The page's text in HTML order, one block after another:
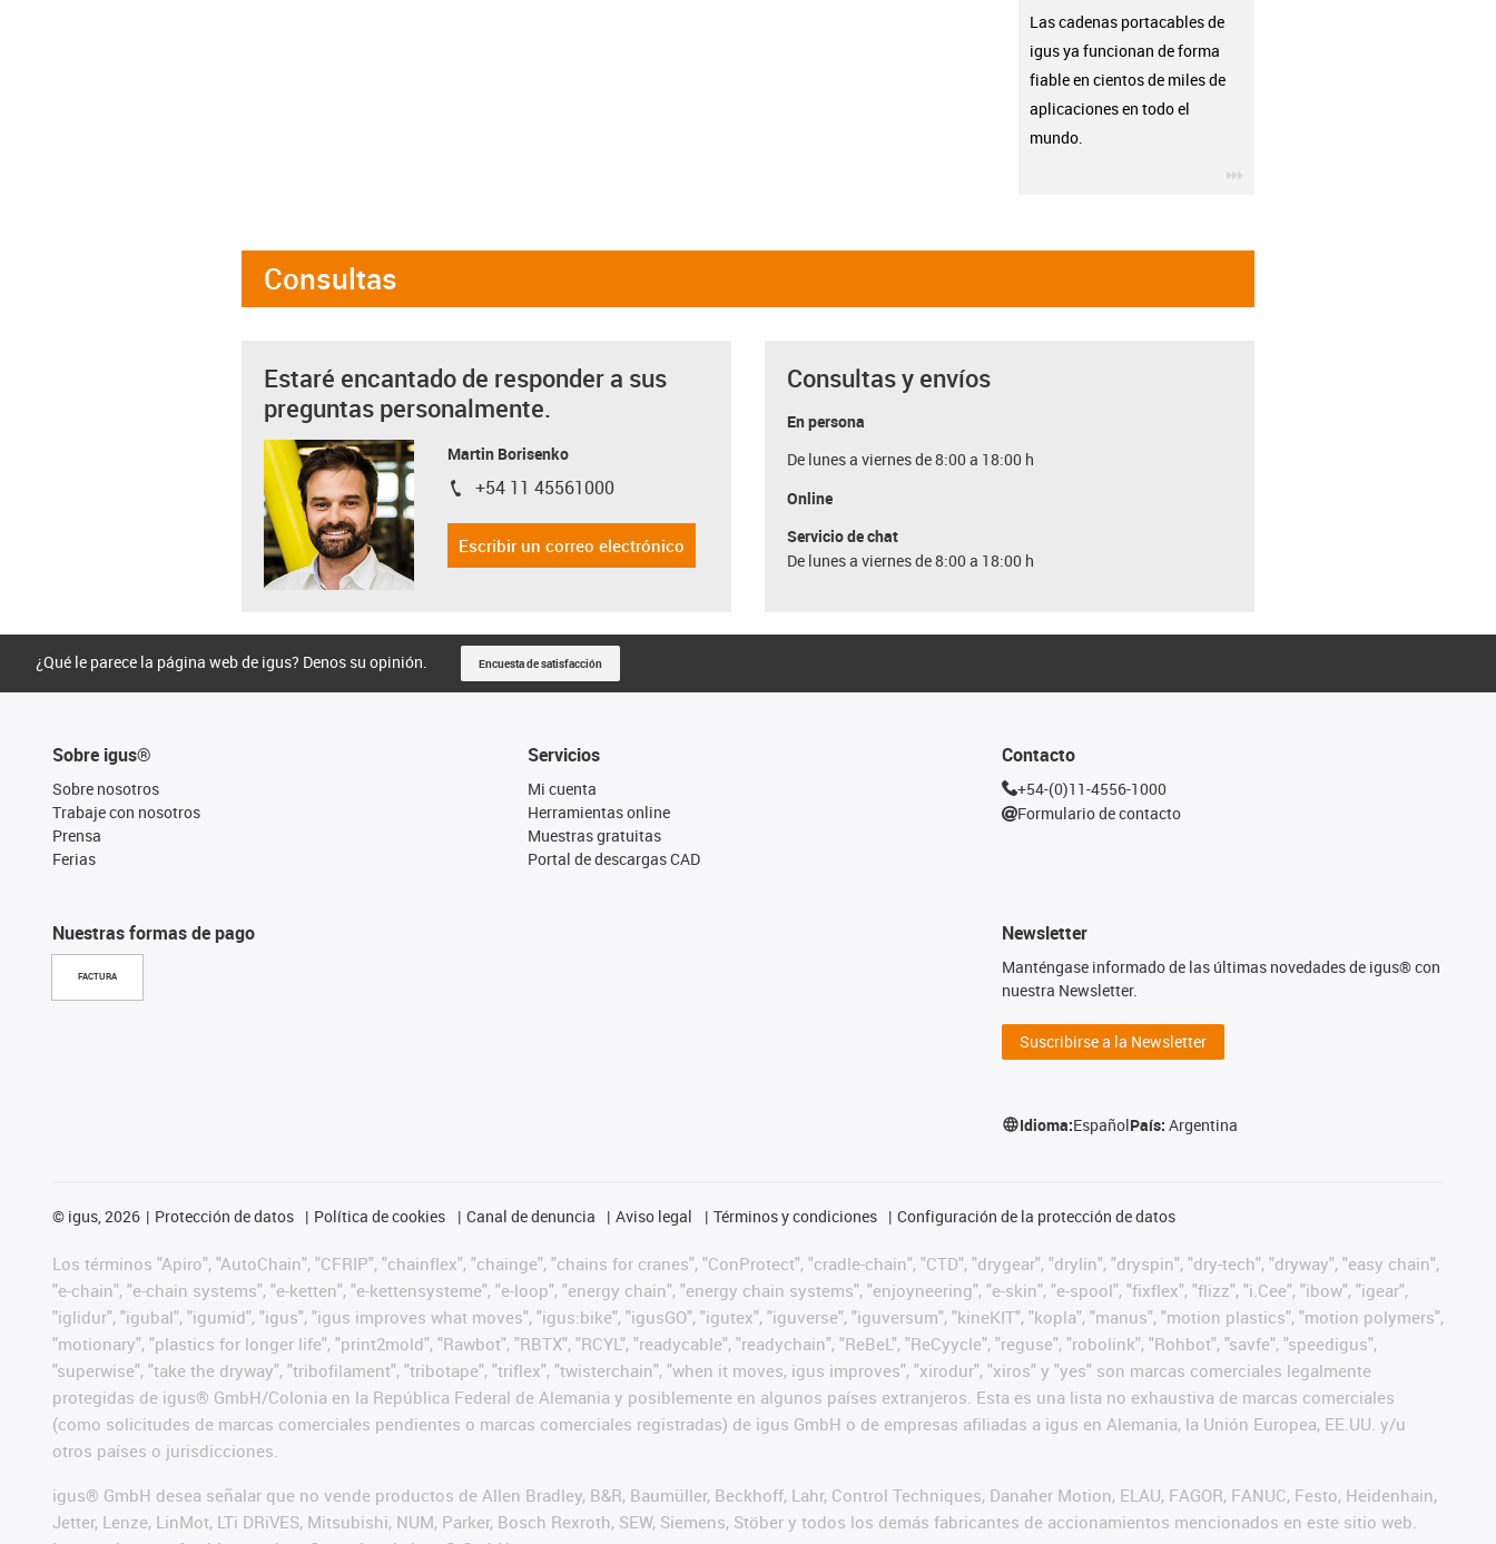
Las cadenas portacables de
igus ya funcionan de forma
fiable en cientos de miles de
aplicaciones en todo el
mundo.
Consultas
Estaré encantado de responder a sus
preguntas personalmente.
Martin Borisenko
igus-icon-phone
+54 11 45561000
Escribir un correo electrónico
Consultas y envíos
En persona
De lunes a viernes de 8:00 a 18:00 h
Online
Servicio de chat
De lunes a viernes de 8:00 a 18:00 h
¿Qué le parece la página web de igus? Denos su opinión. Encuesta de satisfacción
Sobre igus®
Sobre nosotros
Trabaje con nosotros
Prensa
Ferias
Nuestras formas de pago
FACTURA
Servicios
Mi cuenta
Herramientas online
Muestras gratuitas
Portal de descargas CAD
Contacto
+54-(0)11-4556-1000
Formulario de contacto
Newsletter
Manténgase informado de las últimas novedades de igus® con
nuestra Newsletter.
Suscribirse a la Newsletter
Idioma:EspañolPaís:Argentina
© igus, 2026 Protección de datos Política de cookies Canal de denuncia Aviso legal Términos y condiciones Configuración de la protección de datos
Los términos "Apiro", "AutoChain", "CFRIP", "chainflex", "chainge", "chains for cranes", "ConProtect", "cradle-chain", "CTD", "drygear", "drylin", "dryspin", "dry-tech", "dryway", "easy chain",
"e-chain", "e-chain systems", "e-ketten", "e-kettensysteme", "e-loop", "energy chain", "energy chain systems", "enjoyneering", "e-skin", "e-spool", "fixflex", "flizz", "i.Cee", "ibow", "igear",
"iglidur", "igubal", "igumid", "igus", "igus improves what moves", "igus:bike", "igusGO", "igutex", "iguverse", "iguversum", "kineKIT", "kopla", "manus", "motion plastics", "motion polymers",
"motionary", "plastics for longer life", "print2mold", "Rawbot", "RBTX", "RCYL", "readycable", "readychain", "ReBeL", "ReCyycle", "reguse", "robolink", "Rohbot", "savfe", "speedigus",
"superwise", "take the dryway", "tribofilament", "tribotape", "triflex", "twisterchain", "when it moves, igus improves", "xirodur", "xiros" y "yes" son marcas comerciales legalmente
protegidas de igus® GmbH/Colonia en la República Federal de Alemania y posiblemente en algunos países extranjeros. Esta es una lista no exhaustiva de marcas comerciales
(como solicitudes de marcas comerciales pendientes o marcas comerciales registradas) de igus GmbH o de empresas afiliadas a igus en Alemania, la Unión Europea, EE.UU. y/u
otros países o jurisdicciones.
igus® GmbH desea señalar que no vende productos de Allen Bradley, B&R, Baumüller, Beckhoff, Lahr, Control Techniques, Danaher Motion, ELAU, FAGOR, FANUC, Festo, Heidenhain,
Jetter, Lenze, LinMot, LTi DRiVES, Mitsubishi, NUM, Parker, Bosch Rexroth, SEW, Siemens, Stöber y todos los demás fabricantes de accionamientos mencionados en este sitio web.